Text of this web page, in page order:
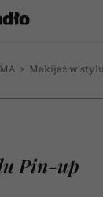
> Makijaż w
Pin-up